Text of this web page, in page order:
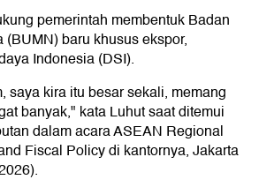
pemerintah membentuk Badan
baru khusus ekspor,
Indonesia (DSI).
saya kira itu besar sekali, memang
banyak," kata Luhut saat ditemui
dalam acara ASEAN Regional
Fiscal Policy di kantornya, Jakarta